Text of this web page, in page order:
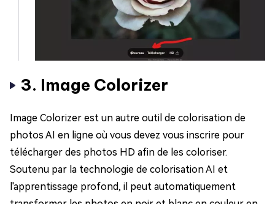
3. Image Colorizer
Image Colorizer est un autre outil de colorisation de
photos AI en ligne où vous devez vous inscrire pour
télécharger des photos HD afin de les coloriser.
Soutenu par la technologie de colorisation AI et
l'apprentissage profond, il peut automatiquement